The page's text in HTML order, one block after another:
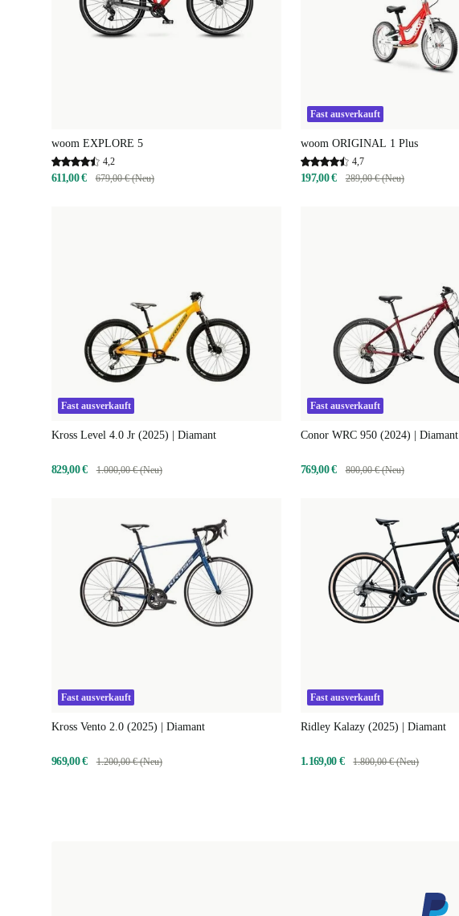
woom EXPLORE 5
4,2
611,00 € 679,00 € (Neu)
Fast ausverkauft
woom ORIGINAL 1 Plus
4,7
197,00 € 289,00 € (Neu)
Fast ausverkauft
Kross Level 4.0 Jr (2025) | Diamant
829,00 € 1.000,00 € (Neu)
Fast ausverkauft
Conor WRC 950 (2024) | Diamant
769,00 € 800,00 € (Neu)
Fast ausverkauft
Kross Vento 2.0 (2025) | Diamant
969,00 € 1.200,00 € (Neu)
Fast ausverkauft
Ridley Kalazy (2025) | Diamant
1.169,00 € 1.800,00 € (Neu)